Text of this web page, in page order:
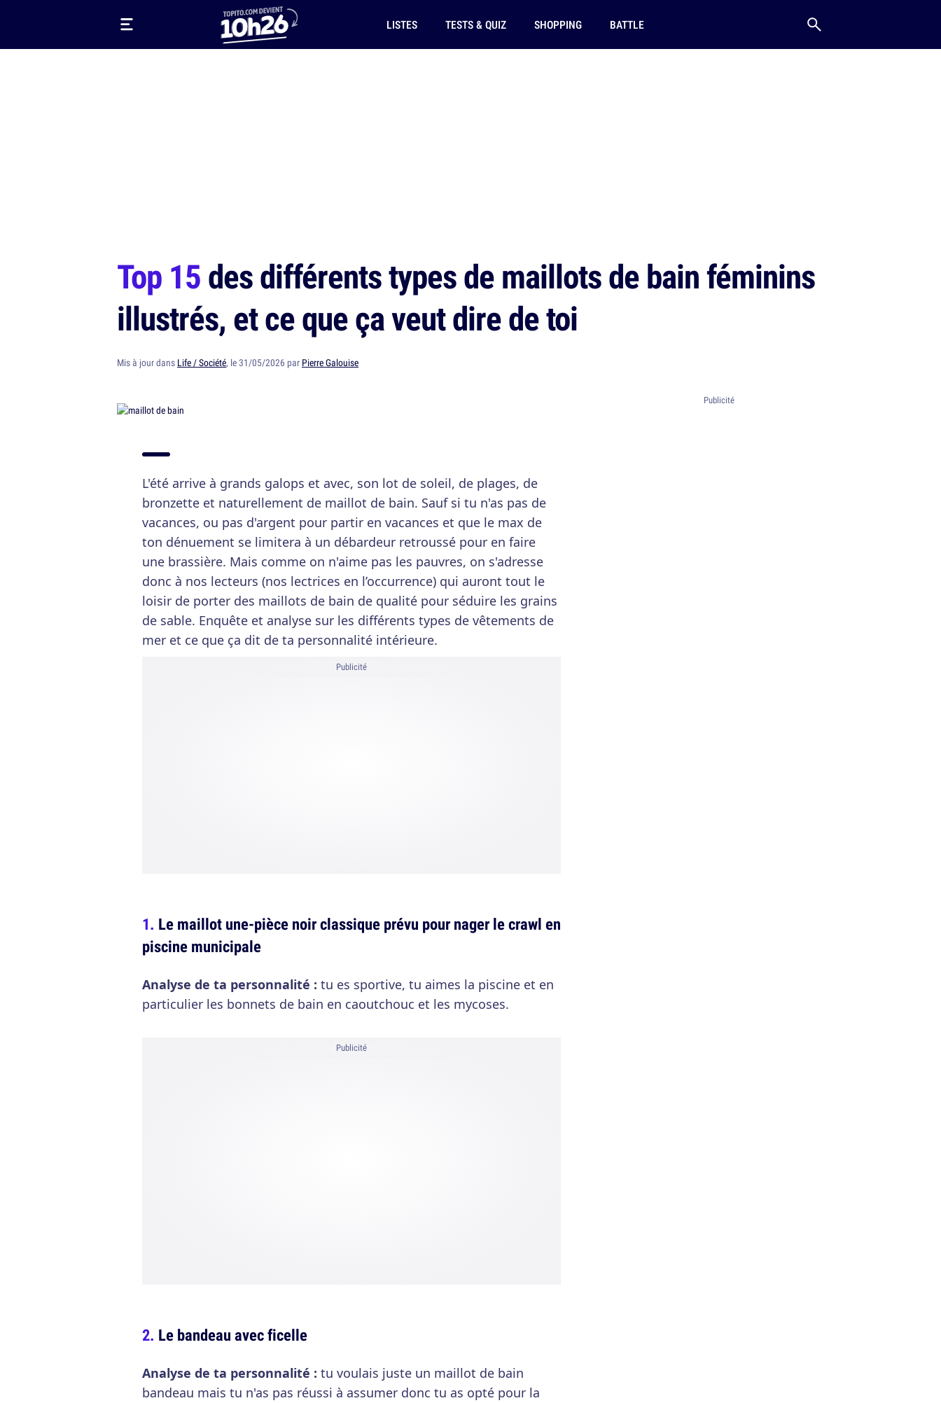
LISTES TESTS & QUIZ SHOPPING BATTLE
Top 15des différents types de maillots de bain féminins
illustrés, et ce que ça veut dire de toi
Mis à jour dans Life / Société, le 31/05/2026 par Pierre Galouise
L'été arrive à grands galops et avec, son lot de soleil, de plages, de
bronzette et naturellement de maillot de bain. Sauf si tu n'as pas de
vacances, ou pas d'argent pour partir en vacances et que le max de
ton dénuement se limitera à un débardeur retroussé pour en faire
une brassière. Mais comme on n'aime pas les pauvres, on s'adresse
donc à nos lecteurs (nos lectrices en l’occurrence) qui auront tout le
loisir de porter des maillots de bain de qualité pour séduire les grains
de sable. Enquête et analyse sur les différents types de vêtements de
mer et ce que ça dit de ta personnalité intérieure.
Publicité
Le maillot une-pièce noir classique prévu pour nager le crawl en
piscine municipale
Analyse de ta personnalité : tu es sportive, tu aimes la piscine et en
particulier les bonnets de bain en caoutchouc et les mycoses.
Publicité
Le bandeau avec ficelle
Analyse de ta personnalité : tu voulais juste un maillot de bain
bandeau mais tu n'as pas réussi à assumer donc tu as opté pour la